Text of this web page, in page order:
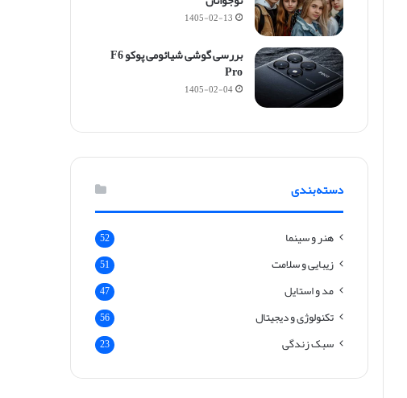
1405-02-13
بررسی گوشی شیائومی پوکو F6
Pro
1405-02-04
دسته‌بندی
هنر و سینما 52
زیبایی و سلامت 51
مد و استایل 47
تکنولوژی و دیجیتال 56
سبک زندگی 23